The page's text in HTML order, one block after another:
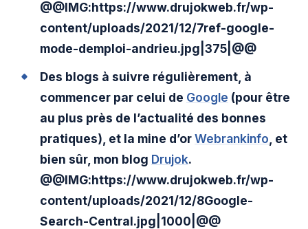
@@IMG:https://www.drujokweb.fr/wp-
content/uploads/2021/12/7ref-google-
mode-demploi-andrieu.jpg|375|@@
Des blogs à suivre régulièrement, à
commencer par celui de Google (pour être
au plus près de l’actualité des bonnes
pratiques), et la mine d’orWebrankinfo , et
bien sûr, mon blog Drujok.
@@IMG:https://www.drujokweb.fr/wp-
content/uploads/2021/12/8Google-
Search-Central.jpg|1000|@@